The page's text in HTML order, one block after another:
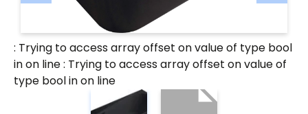
: Trying to access array offset on value of type bool
inon line: Trying to access array offset on value of
type bool inon line